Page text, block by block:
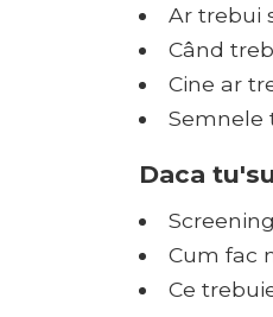
Ar trebui
Când
Cine ar
Semnele
Daca
Cum fac
Ce